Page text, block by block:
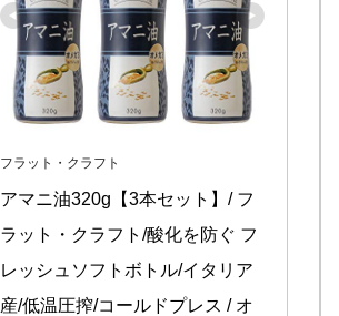
フラット・クラフト
アマニ油320g【3本セット】/ フ
ラット・クラフト/酸化を防ぐ フ
レッシュソフトボトル/イタリア
産/低温圧搾/コールドプレス / オ